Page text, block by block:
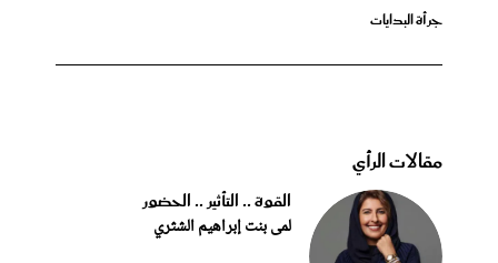
جرأة البدايات
مقالات الرأي
القوة .. التأثير .. الحضور
لمى بنت إبراهيم الشثري